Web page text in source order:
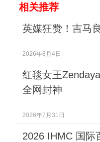
相关推荐
英媒狂赞！吉马
2026年8月4日
红毯女王
全网封神
2026年7月31日
2026 IHMC 国际